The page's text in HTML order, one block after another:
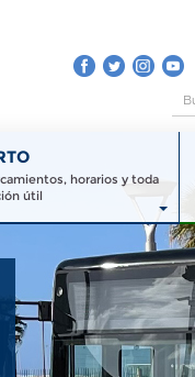
horarios y toda
útil